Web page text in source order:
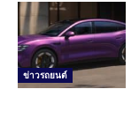
ข่าวรถยนต์